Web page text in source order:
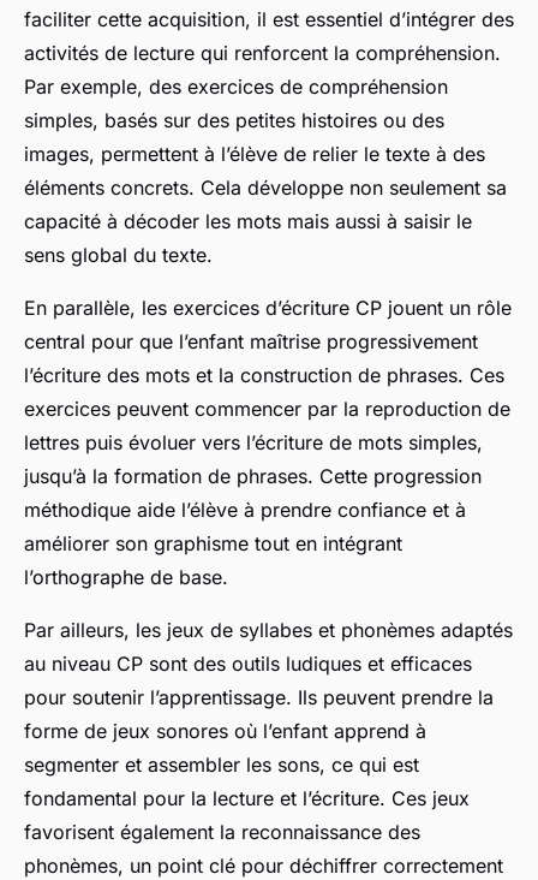
faciliter cette acquisition, il est essentiel d’intégrer des
activités de lecture qui renforcent la compréhension.
Par exemple, des exercices de compréhension
simples, basés sur des petites histoires ou des
images, permettent à l’élève de relier le texte à des
éléments concrets. Cela développe non seulement sa
capacité à décoder les mots mais aussi à saisir le
sens global du texte.
En parallèle, les exercices d’écriture CP jouent un rôle
central pour que l’enfant maîtrise progressivement
l’écriture des mots et la construction de phrases. Ces
exercices peuvent commencer par la reproduction de
lettres puis évoluer vers l’écriture de mots simples,
jusqu’à la formation de phrases. Cette progression
méthodique aide l’élève à prendre confiance et à
améliorer son graphisme tout en intégrant
l’orthographe de base.
Par ailleurs, les jeux de syllabes et phonèmes adaptés
au niveau CP sont des outils ludiques et efficaces
pour soutenir l’apprentissage. Ils peuvent prendre la
forme de jeux sonores où l’enfant apprend à
segmenter et assembler les sons, ce qui est
fondamental pour la lecture et l’écriture. Ces jeux
favorisent également la reconnaissance des
phonèmes, un point clé pour déchiffrer correctement